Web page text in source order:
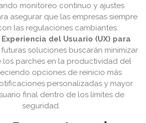
monitoreo continuo y ajustes
asegurar que las empresas siempre
las regulaciones cambiantes.
del Usuario (UX) para
futuras soluciones buscarán minimizar
los parches en la productividad del
opciones de reinicio más
personalizadas y mayor
final dentro de los límites de
seguridad.